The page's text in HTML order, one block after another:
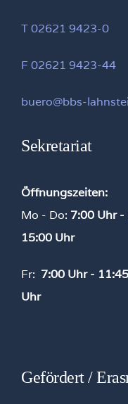
T 02621 9423-0
F 02621 9423-44
buero@bbs-
Sekretariat
Öffnungszeiten:
Mo - Do: 7:00 Uhr
15:00 Uhr
Fr: 7:00 Uhr -
Uhr
Gefördert /